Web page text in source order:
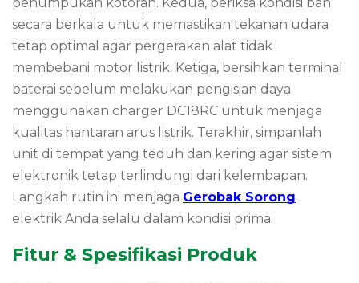
secara berkala untuk memastikan tekanan udara
tetap optimal agar pergerakan alat tidak
membebani motor listrik. Ketiga, bersihkan terminal
baterai sebelum melakukan pengisian daya
menggunakan charger DC18RC untuk menjaga
kualitas hantaran arus listrik. Terakhir, simpanlah
unit di tempat yang teduh dan kering agar sistem
elektronik tetap terlindungi dari kelembapan.
Langkah rutin ini menjaga Gerobak Sorong
elektrik Anda selalu dalam kondisi prima.
Fitur & Spesifikasi Produk